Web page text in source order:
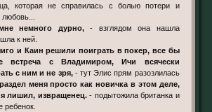
которая не справилась с болью потери и
немного дурно,- взглядом она нашла
к ней.
и Каин решили поиграть в покер, все бы
с Владимиром, Ичи всячески
с ним и не зря,- тут Элис прям разозлилась
меня просто как новичка в этом деле,
лишил, извращенец.- подытожила британка и
ребенок.